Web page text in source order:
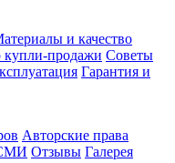
и качество
купли-продажи Советы
Гарантия и
Авторские права
Отзывы Галерея